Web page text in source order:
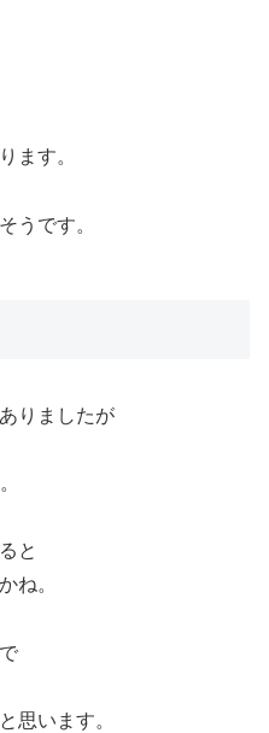
ます。
うです。
りましたが
と
ね。
思います。